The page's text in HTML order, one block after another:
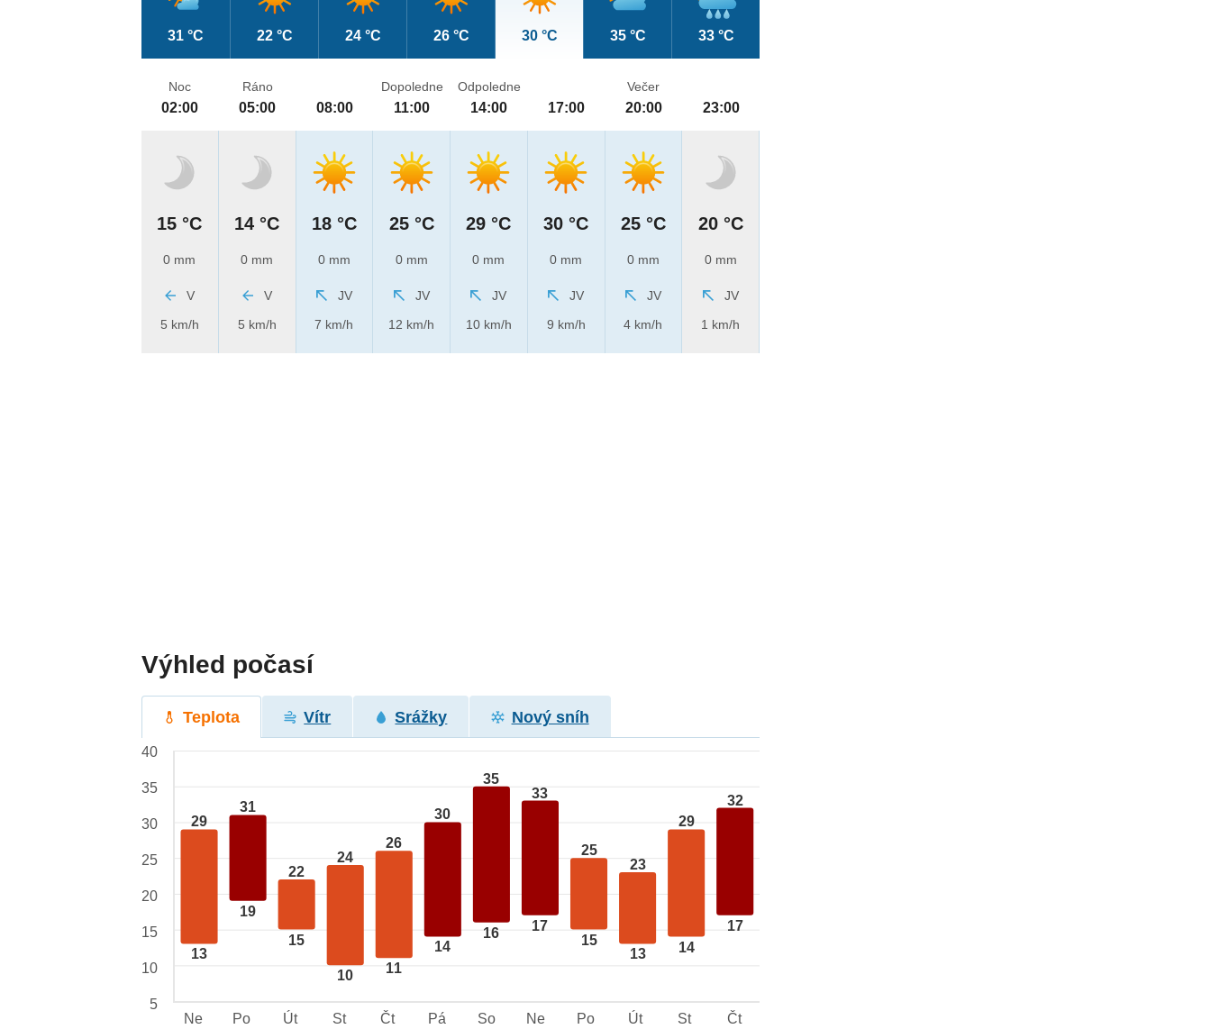
31 °C 22 °C 24 °C 26 °C 30 °C 35 °C 33 °C
Noc
02:00
15 °C
0 mm
V
5 km/h
Ráno
05:00
14 °C
0 mm
V
5 km/h
08:00
18 °C
0 mm
JV
7 km/h
Dopoledne
11:00
25 °C
0 mm
JV
12 km/h
Odpoledne
14:00
29 °C
0 mm
JV
10 km/h
17:00
30 °C
0 mm
JV
9 km/h
Večer
20:00
25 °C
0 mm
JV
4 km/h
23:00
20 °C
0 mm
JV
1 km/h
Výhled počasí
Teplota Vítr Srážky Nový sníh
29
13
31
19
22
15
24
10
26
11
30
14
35
16
33
17
25
15
23
13
29
14
32
17
40
35
30
25
20
15
10
5
Ne
Po Út St Čt Pá So Ne Po Út St Čt